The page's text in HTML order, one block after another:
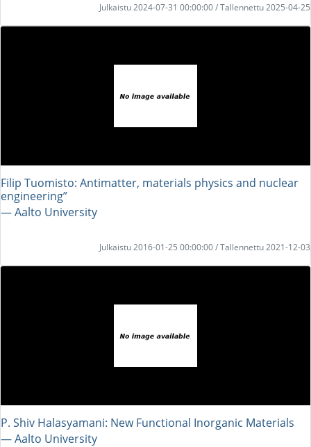
Julkaistu 2024-07-31 00:00:00 / Tallennettu 2025-04-25
Filip Tuomisto: Antimatter, materials physics and nuclear
engineering”
― Aalto University
Julkaistu 2016-01-25 00:00:00 / Tallennettu 2021-12-03
P. Shiv Halasyamani: New Functional Inorganic Materials
― Aalto University